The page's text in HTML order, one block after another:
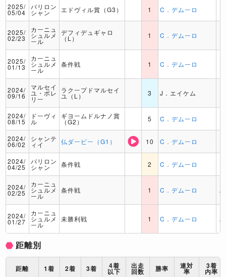
2025/
05/04
パリロン
シャン エドヴィル賞（G3） 1 C．デムーロ
2025/
02/23
カーニュ
シュルメ
ール
デフィデュギャロ
（L） 1 C．デムーロ
2025/
01/13
カーニュ
シュルメ
ール
条件戦 1 C．デムーロ
2024/
09/16
マルセイ
ユ・ボレ
リー
ラクープドマルセイ
ユ（L） 3 J．エイケム
2024/
08/15
ドーヴィ
ル
ギヨームドルナノ賞
（G2） 5 C．デムーロ
2024/
06/02
シャンテ
ィイ 仏ダービー（G1） 10 C．デムーロ
2024/
04/25
パリロン
シャン 条件戦 2 C．デムーロ
2024/
02/25
カーニュ
シュルメ
ール
条件戦 1 C．デムーロ
2024/
01/27
カーニュ
シュルメ
ール
未勝利戦 1 C．デムーロ
距離別
距離 1着 2着 3着 4着
以下
出走
回数 勝率 連対
率
3着
内率